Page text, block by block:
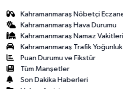
Kahramanmaraş Nöbetçi
Kahramanmaraş Hava Durumu
Kahramanmaraş Namaz Vakitleri
Kahramanmaraş Trafik
Puan Durumu ve Fikstür
Tüm Manşetler
Son Dakika Haberleri